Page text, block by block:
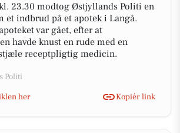
23.30 modtog Østjyllands Politi en
et indbrud på et apotek i Langå.
var gået, efter at
havde knust en rude med en
receptpligtig medicin.
Politi
her
Kopiér link